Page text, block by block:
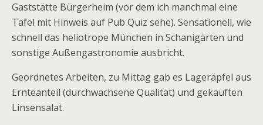
Gaststätte Bürgerheim (vor dem ich manchmal eine
Tafel mit Hinweis auf Pub Quiz sehe). Sensationell, wie
schnell das heliotrope München in Schanigärten und
sonstige Außengastronomie ausbricht.
Geordnetes Arbeiten, zu Mittag gab es Lageräpfel aus
Ernteanteil (durchwachsene Qualität) und gekauften
Linsensalat.